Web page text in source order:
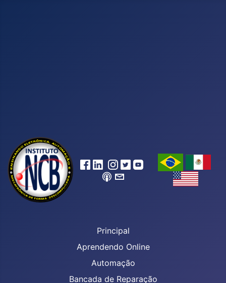
Principal
Aprendendo Online
Automação
Bancada de Reparação